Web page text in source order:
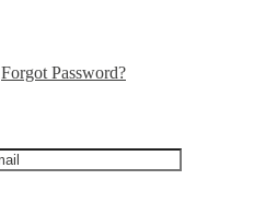
Forgot Password?